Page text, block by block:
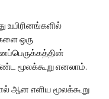
உயிரினங்களில்
ஒரு
மூலக்கூறு எனலாம்.
ஆன எளிய மூலக்கூறு